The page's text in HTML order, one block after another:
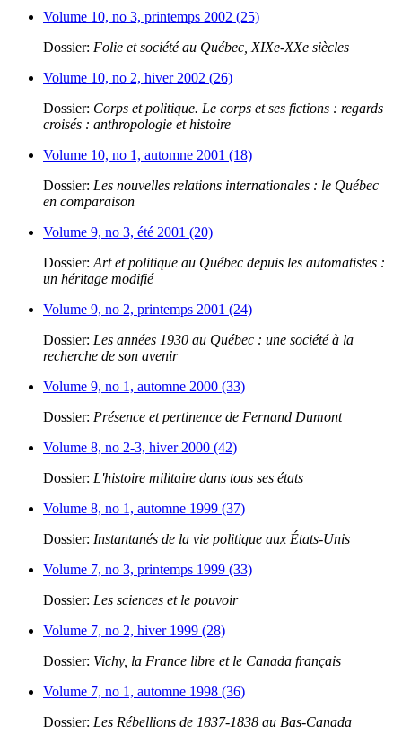
Volume 10, no 3, printemps 2002 (25)
Dossier: Folie et société au Québec, XIXe-XXe siècles
Volume 10, no 2, hiver 2002 (26)
Dossier: Corps et politique. Le corps et ses fictions : regards
croisés : anthropologie et histoire
Volume 10, no 1, automne 2001 (18)
Dossier: Les nouvelles relations internationales : le Québec
en comparaison
Volume 9, no 3, été 2001 (20)
Dossier: Art et politique au Québec depuis les automatistes :
un héritage modifié
Volume 9, no 2, printemps 2001 (24)
Dossier: Les années 1930 au Québec : une société à la
recherche de son avenir
Volume 9, no 1, automne 2000 (33)
Dossier: Présence et pertinence de Fernand Dumont
Volume 8, no 2-3, hiver 2000 (42)
Dossier: L'histoire militaire dans tous ses états
Volume 8, no 1, automne 1999 (37)
Dossier: Instantanés de la vie politique aux États-Unis
Volume 7, no 3, printemps 1999 (33)
Dossier: Les sciences et le pouvoir
Volume 7, no 2, hiver 1999 (28)
Dossier: Vichy, la France libre et le Canada français
Volume 7, no 1, automne 1998 (36)
Dossier: Les Rébellions de 1837-1838 au Bas-Canada